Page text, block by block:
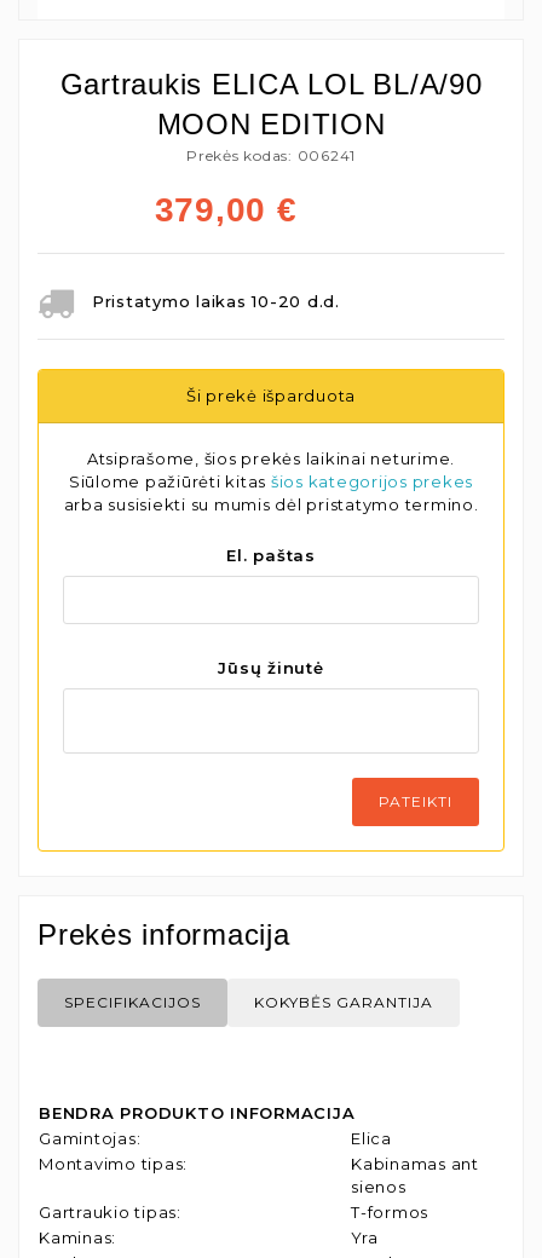
Gartraukis ELICA LOL BL/A/90
MOON EDITION
Prekės kodas: 006241
379,00 €
Pristatymo laikas 10-20 d.d.
Ši prekė išparduota
Atsiprašome, šios prekės laikinai neturime.
Siūlome pažiūrėti kitas šios kategorijos prekes
arba susisiekti su mumis dėl pristatymo termino.
El. paštas
Jūsų žinutė
PATEIKTI
Prekės informacija
SPECIFIKACIJOS KOKYBĖS GARANTIJA
BENDRA PRODUKTO INFORMACIJA
Gamintojas:
Elica
Montavimo tipas:
Kabinamas ant
sienos
Gartraukio tipas:
T-formos
Kaminas:
Yra